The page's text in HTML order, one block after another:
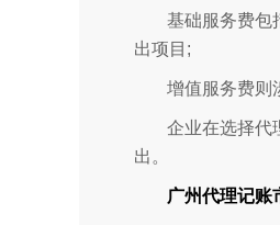
基础服务费包
出项目;
增值服务费则
企业在选择代
出。
广州代理记账